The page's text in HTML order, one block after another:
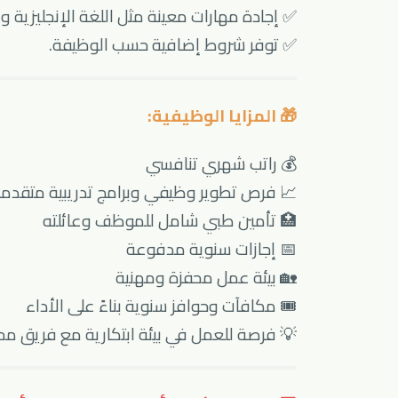
✅ إجادة مهارات معينة مثل اللغة الإنجليزية
✅ توفر شروط إضافية حسب الوظيفة.
🎁 المزايا الوظيفية:
💰 راتب شهري تنافسي
📈 فرص تطوير وظيفي وبرامج تدريبية
🏥 تأمين طبي شامل للموظف وعائلته
📅 إجازات سنوية مدفوعة
🏡 بيئة عمل محفزة ومهنية
🎟 مكافآت وحوافز سنوية بناءً على الأداء
💡 فرصة للعمل في بيئة ابتكارية مع فريق